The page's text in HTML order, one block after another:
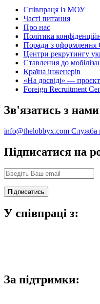
Співпраця із МОУ
Часті питання
Про нас
Політика
Поради з оформлення
Центри рекрутингу
Ставлення до
Країна інженерів
«На досвіді» —
Foreign Recruitment
Зв'язатись з нами
info@thelobbyx.com Служба
Підписатися на
У співпраці з:
За підтримки: